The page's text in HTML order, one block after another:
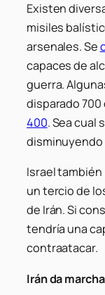
Existen
misiles
arsenales. Se
capaces de
guerra.
disparado
400. Sea cual
Israel
un tercio de
de Irán. Si
tendría una
contraatacar.
Irán da